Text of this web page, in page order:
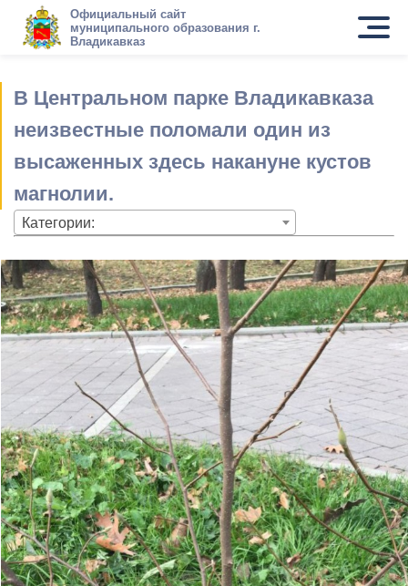
Официальный сайт
муниципального образования г.
Владикавказ
В Центральном парке Владикавказа
неизвестные поломали один из
высаженных здесь накануне кустов
магнолии.
Категории: